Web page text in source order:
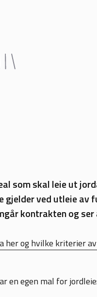
som skal leie ut
gjelder ved utleie
kontrakten og
her og hvilke kriterier
en egen mal for